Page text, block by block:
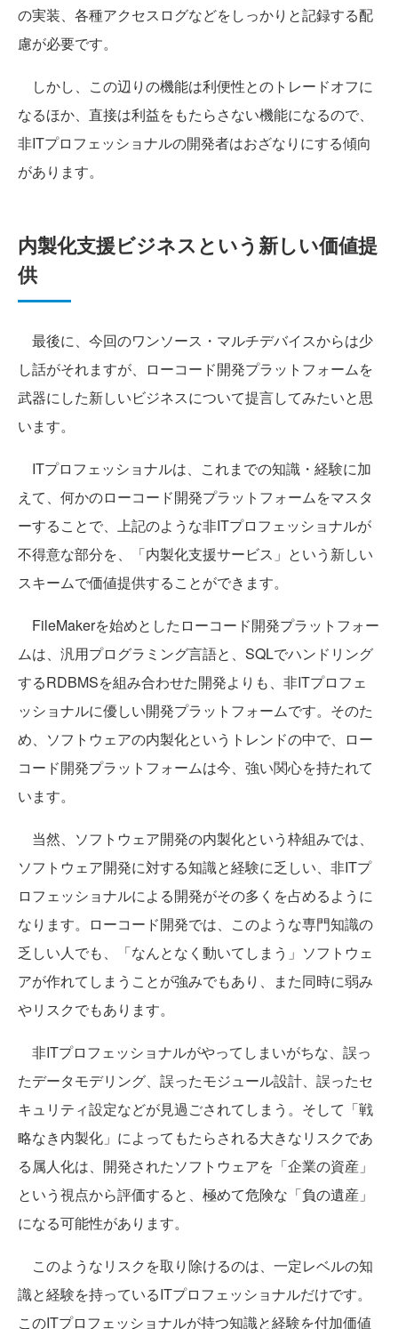
の実装、各種アクセスログなどをしっかりと記録する配
慮が必要です。
しかし、この辺りの機能は利便性とのトレードオフに
なるほか、直接は利益をもたらさない機能になるので、
非ITプロフェッショナルの開発者はおざなりにする傾向
があります。
内製化支援ビジネスという新しい価値提
供
最後に、今回のワンソース・マルチデバイスからは少
し話がそれますが、ローコード開発プラットフォームを
武器にした新しいビジネスについて提言してみたいと思
います。
ITプロフェッショナルは、これまでの知識・経験に加
えて、何かのローコード開発プラットフォームをマスタ
ーすることで、上記のような非ITプロフェッショナルが
不得意な部分を、「内製化支援サービス」という新しい
スキームで価値提供することができます。
FileMakerを始めとしたローコード開発プラットフォー
ムは、汎用プログラミング言語と、SQLでハンドリング
するRDBMSを組み合わせた開発よりも、非ITプロフェ
ッショナルに優しい開発プラットフォームです。そのた
め、ソフトウェアの内製化というトレンドの中で、ロー
コード開発プラットフォームは今、強い関心を持たれて
います。
当然、ソフトウェア開発の内製化という枠組みでは、
ソフトウェア開発に対する知識と経験に乏しい、非ITプ
ロフェッショナルによる開発がその多くを占めるように
なります。ローコード開発では、このような専門知識の
乏しい人でも、「なんとなく動いてしまう」ソフトウェ
アが作れてしまうことが強みでもあり、また同時に弱み
やリスクでもあります。
非ITプロフェッショナルがやってしまいがちな、誤っ
たデータモデリング、誤ったモジュール設計、誤ったセ
キュリティ設定などが見過ごされてしまう。そして「戦
略なき内製化」によってもたらされる大きなリスクであ
る属人化は、開発されたソフトウェアを「企業の資産」
という視点から評価すると、極めて危険な「負の遺産」
になる可能性があります。
このようなリスクを取り除けるのは、一定レベルの知
識と経験を持っているITプロフェッショナルだけです。
このITプロフェッショナルが持つ知識と経験を付加価値